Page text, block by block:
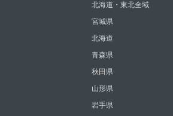
北海道・東北全域
宮城県
北海道
青森県
秋田県
山形県
岩手県